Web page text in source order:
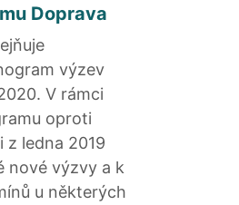
Doprava
výzev
V rámci
oproti
z ledna 2019
nové výzvy a k
u některých